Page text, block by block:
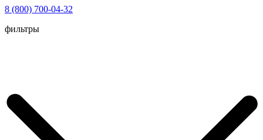
8 (800) 700-04-32
Перейти
фильтры